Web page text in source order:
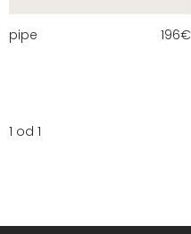
pipe 196€
1 od 1